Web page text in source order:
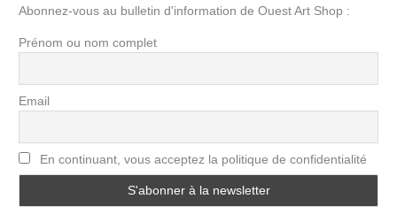
Abonnez-vous au bulletin d'information de Ouest Art Shop :
Prénom ou nom complet
Email
En continuant, vous acceptez la politique de confidentialité